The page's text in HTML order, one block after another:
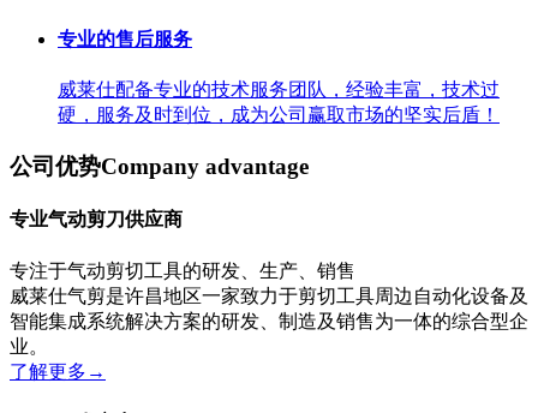
专业的售后服务
威莱仕配备专业的技术服务团队，经验丰富，技术过
硬，服务及时到位，成为公司赢取市场的坚实后盾！
公司优势Company advantage
专业气动剪刀供应商
专注于气动剪切工具的研发、生产、销售
威莱仕气剪是许昌地区一家致力于剪切工具周边自动化设备及
智能集成系统解决方案的研发、制造及销售为一体的综合型企
业。
了解更多 →